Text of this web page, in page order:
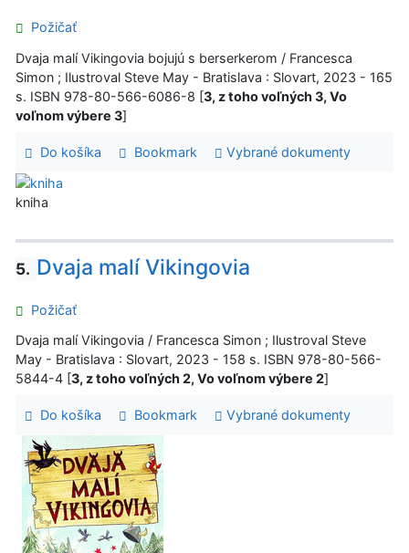
Požičať
Dvaja malí Vikingovia bojujú s berserkerom / Francesca
Simon ; Ilustroval Steve May - Bratislava : Slovart, 2023 - 165
s. ISBN 978-80-566-6086-8 [3, z toho voľných 3, Vo
voľnom výbere 3]
Do košíka Bookmark Vybrané dokumenty
kniha
5. Dvaja malí Vikingovia
Požičať
Dvaja malí Vikingovia / Francesca Simon ; Ilustroval Steve
May - Bratislava : Slovart, 2023 - 158 s. ISBN 978-80-566-
5844-4 [3, z toho voľných 2, Vo voľnom výbere 2]
Do košíka Bookmark Vybrané dokumenty